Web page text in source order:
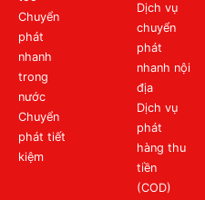
Chuyển
phát
nhanh
trong
nước
Chuyển
phát tiết
kiệm
Dịch vụ
chuyển
phát
nhanh nội
địa
Dịch vụ
phát
hàng thu
tiền
(COD)